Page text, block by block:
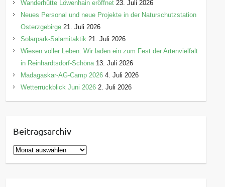
Wanderhütte Löwenhain eröffnet 23. Juli 2026
Neues Personal und neue Projekte in der Naturschutzstation
Osterzgebirge 21. Juli 2026
Solarpark-Salamitaktik 21. Juli 2026
Wiesen voller Leben: Wir laden ein zum Fest der Artenvielfalt
in Reinhardtsdorf-Schöna 13. Juli 2026
Madagaskar-AG-Camp 2026 4. Juli 2026
Wetterrückblick Juni 2026 2. Juli 2026
Beitragsarchiv
B
e